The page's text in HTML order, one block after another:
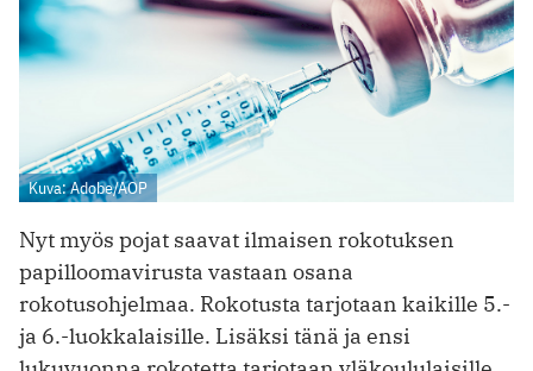
Kuva: Adobe/AOP
Nyt myös pojat saavat ilmaisen rokotuksen
papilloomavirusta vastaan osana
rokotusohjelmaa. Rokotusta tarjotaan kaikille 5.-
ja 6.-luokkalaisille. Lisäksi tänä ja ensi